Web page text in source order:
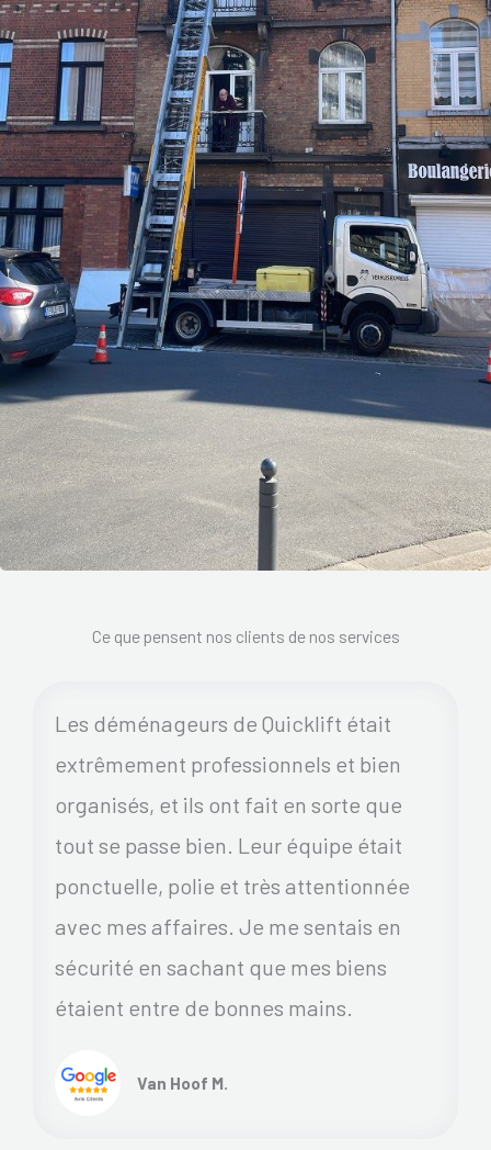
Ce que pensent nos clients de nos services
Les déménageurs de Quicklift était
extrêmement professionnels et bien
organisés, et ils ont fait en sorte que
tout se passe bien. Leur équipe était
ponctuelle, polie et très attentionnée
avec mes affaires. Je me sentais en
sécurité en sachant que mes biens
étaient entre de bonnes mains.
Van Hoof M.